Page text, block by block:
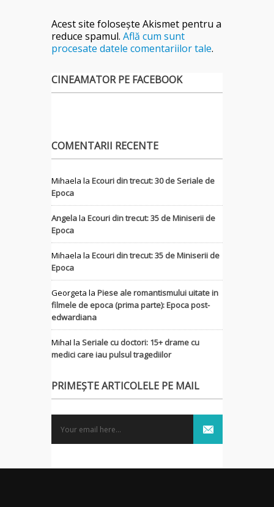
Acest site folosește Akismet pentru a
reduce spamul. Află cum sunt
procesate datele comentariilor tale.
CINEAMATOR PE FACEBOOK
COMENTARII RECENTE
Mihaela la Ecouri din trecut: 30 de Seriale de
Epoca
Angelala Ecouri din trecut: 35 de Miniserii de
Epoca
Mihaela la Ecouri din trecut: 35 de Miniserii de
Epoca
Georgeta la Piese ale romantismului uitate in
filmele de epoca (prima parte): Epoca post-
edwardiana
MihaI la Seriale cu doctori: 15+ drame cu
medici care iau pulsul tragediilor
PRIMEȘTE ARTICOLELE PE MAIL